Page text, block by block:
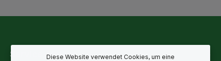
Service-HotlineDiese Website verwendet Cookies, um eine